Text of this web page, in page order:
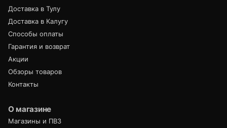
Доставка в Тулу
Доставка в Калугу
Способы оплаты
Гарантия и возврат
Акции
Обзоры товаров
Контакты
О магазине
Магазины и ПВЗ